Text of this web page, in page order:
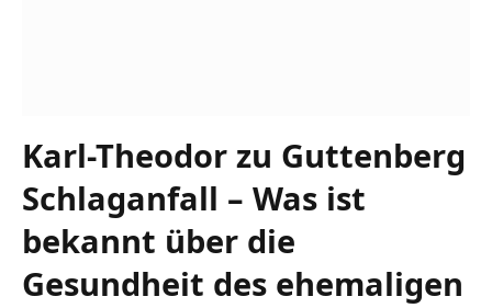
Karl-Theodor zu Guttenberg
Schlaganfall – Was ist
bekannt über die
Gesundheit des ehemaligen